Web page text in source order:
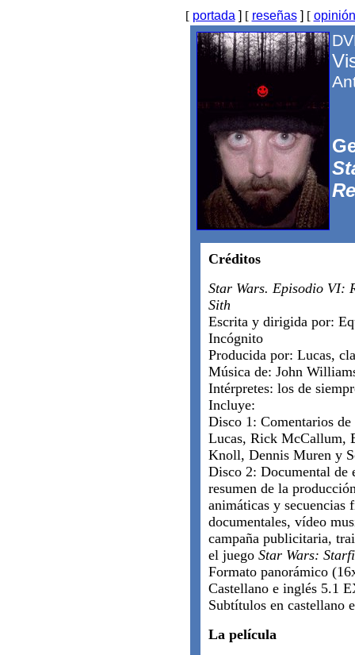
[ portada ] [ reseñas] [ opinión
Créditos
Star Wars. Episodio VI:
Sith
Escrita y dirigida por:
Incógnito
Producida por: Lucas,
Música de: John
Intérpretes: los de
Incluye:
Disco 1: Comentarios de
Lucas, Rick McCallum,
Knoll, Dennis Muren y
Disco 2: Documental de
resumen de la
animáticas y secuencias
documentales, vídeo
campaña publicitaria,
el juego Star Wars:
Formato panorámico
Castellano e inglés 5.1
Subtítulos en castellano
La película